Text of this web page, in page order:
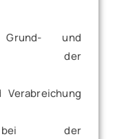
und
der
Verabreichung
bei der